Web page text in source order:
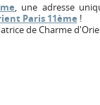
, une adresse
Paris 11ème !
de Charme